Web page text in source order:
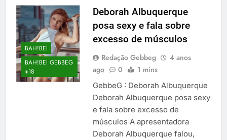
BAH!BEI
BAH!BEI GEBBEG
+18
Deborah Albuquerque
posa sexy e fala sobre
excesso de músculos
Redação Gebbeg
4 anos
ago
0 1 mins
GebbeG : Deborah Albuquerque
Deborah Albuquerque posa sexy
e fala sobre excesso de
músculos A apresentadora
Deborah Albuquerque falou,